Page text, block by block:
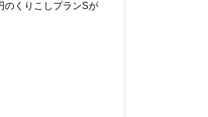
のくりこしプランSが